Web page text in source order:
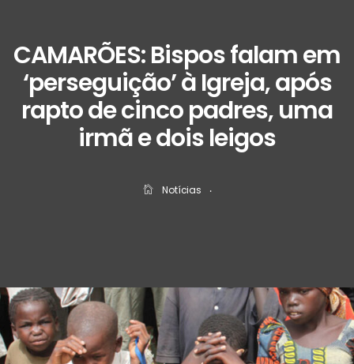
CAMARÕES: Bispos falam em
‘perseguição’ à Igreja, após
rapto de cinco padres, uma
irmã e dois leigos
Notícias ‧